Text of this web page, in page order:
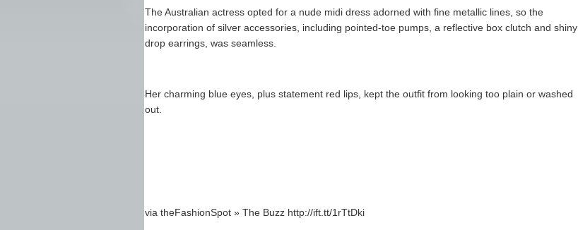
The Australian actress opted for a nude midi dress adorned with fine metallic lines, so the
incorporation of silver accessories, including pointed-toe pumps, a reflective box clutch and shiny
drop earrings, was seamless.
Her charming blue eyes, plus statement red lips, kept the outfit from looking too plain or washed
out.
via theFashionSpot » The Buzz http://ift.tt/1rTtDki